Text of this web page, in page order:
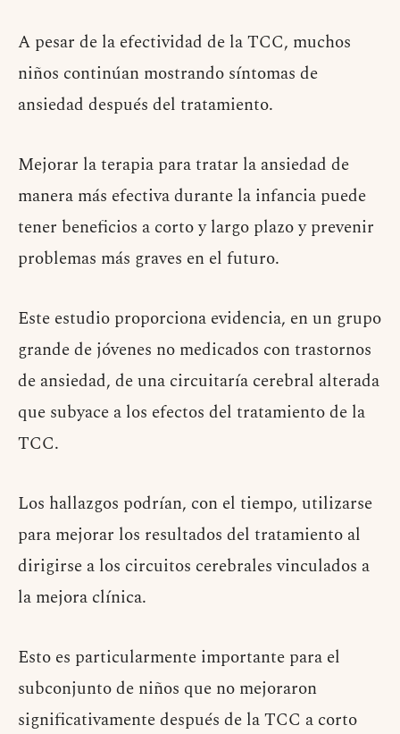
A pesar de la efectividad de la TCC, muchos
niños continúan mostrando síntomas de
ansiedad después del tratamiento.
Mejorar la terapia para tratar la ansiedad de
manera más efectiva durante la infancia puede
tener beneficios a corto y largo plazo y prevenir
problemas más graves en el futuro.
Este estudio proporciona evidencia, en un grupo
grande de jóvenes no medicados con trastornos
de ansiedad, de una circuitaría cerebral alterada
que subyace a los efectos del tratamiento de la
TCC.
Los hallazgos podrían, con el tiempo, utilizarse
para mejorar los resultados del tratamiento al
dirigirse a los circuitos cerebrales vinculados a
la mejora clínica.
Esto es particularmente importante para el
subconjunto de niños que no mejoraron
significativamente después de la TCC a corto